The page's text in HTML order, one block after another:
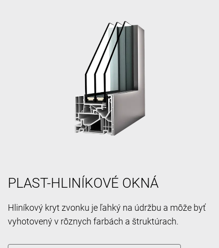
PLAST-HLINÍKOVÉ OKNÁ
Hliníkový kryt zvonku je ľahký na údržbu a môže byť
vyhotovený v rôznych farbách a štruktúrach.